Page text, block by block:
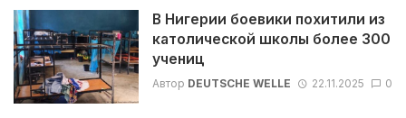
В Нигерии боевики похитили из
католической школы более 300
учениц
Автор DEUTSCHE WELLE 22.11.2025 0